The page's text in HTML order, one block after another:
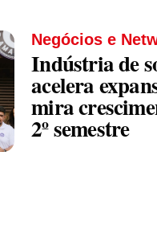
Negócios e
Indústria de
acelera
mira
2º semestre